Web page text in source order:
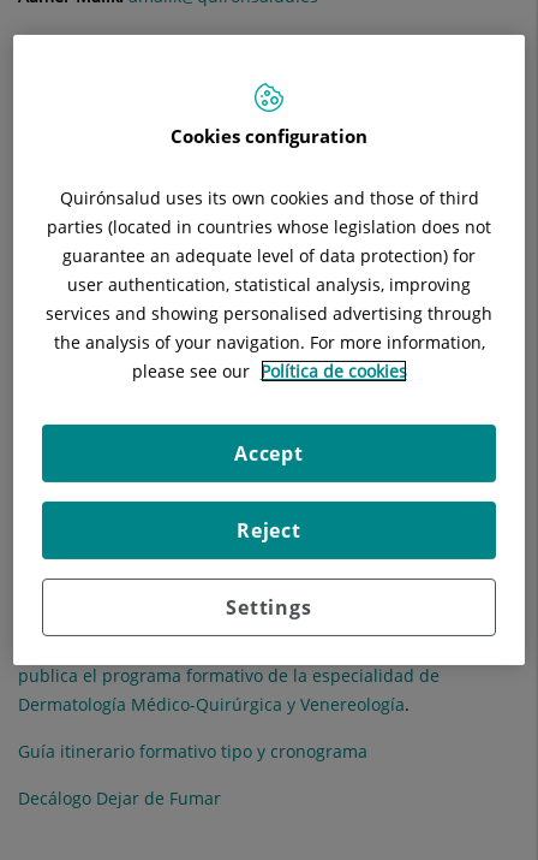
Plazas acreditadas:1
BOE-A-2007-2648 Orden
SCO/226/2007, de 24 de enero, por la que se aprueba y
publica el programa formativo de la especialidad de Cirugía
Guía itinerario formativo tipo y cronograma
Decálogo Dejar de Fumar
DERMATOLOGÍA DE LA MEDICINA Y
VENEROLOGÍA
CONTACTO:
Mònica Quintana:
gmele@quironsalud.es
Programa de la especialidad: BOE-A-2007-16893 Orden
publica el programa formativo de la especialidad de
Dermatología Médico-Quirúrgica y Venereología.
Guía itinerario formativo tipo y cronograma
Decálogo Dejar de Fumar
Cookies configuration
Quirónsalud uses its own cookies and those of third
parties (located in countries whose legislation does not
guarantee an adequate level of data protection) for
user authentication, statistical analysis, improving
services and showing personalised advertising through
the analysis of your navigation. For more information,
please see our Política de cookies
Settings
Reject
Accept